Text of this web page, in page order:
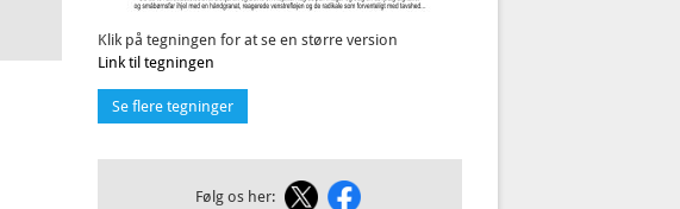
Klik på tegningen for at se en større version
Link til tegningen
Se flere tegninger
Følg os her: